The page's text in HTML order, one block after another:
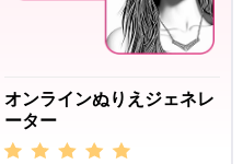
オンラインぬりえジェネレ
ーター